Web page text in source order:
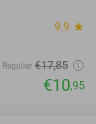
9.9 star
Regulier €17,85
€10,95